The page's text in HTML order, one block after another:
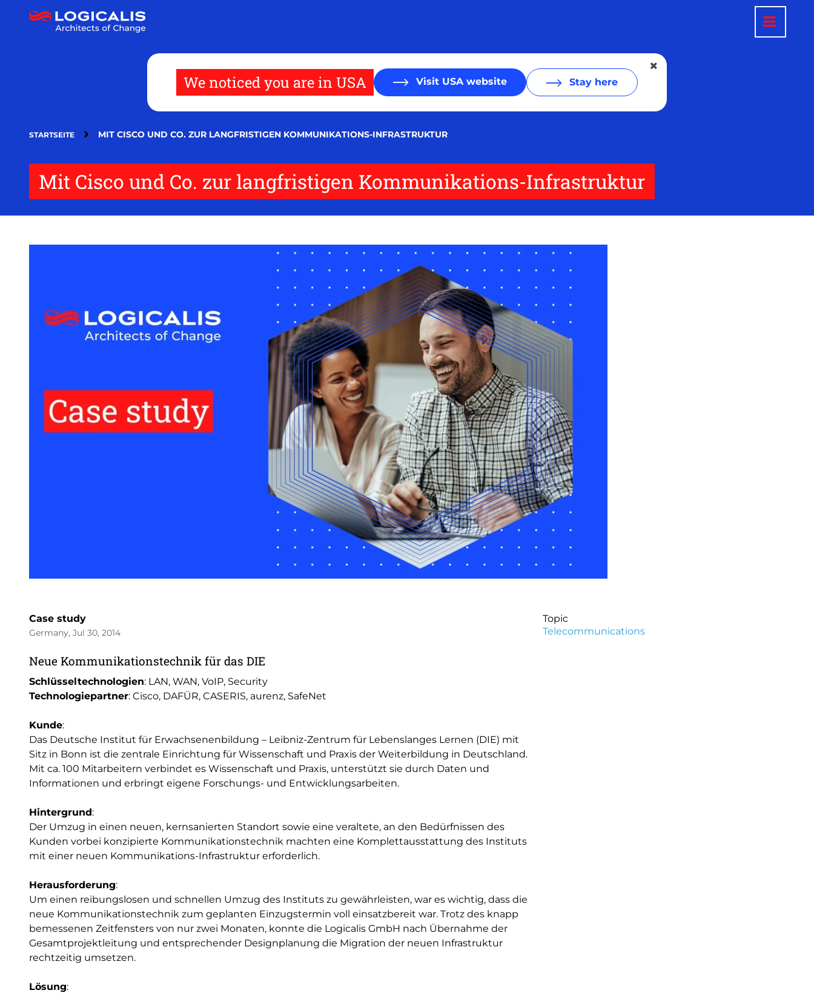
We noticed you are in USA Visit USA website Stay here
STARTSEITE MIT CISCO UND CO. ZUR LANGFRISTIGEN KOMMUNIKATIONS-INFRASTRUKTUR
Mit Cisco und Co. zur langfristigen Kommunikations-Infrastruktur
Case study
Germany, Jul 30, 2014
Neue Kommunikationstechnik für das DIE
Schlüsseltechnologien: LAN, WAN, VoIP, Security
Technologiepartner: Cisco, DAFÜR, CASERIS, aurenz, SafeNet
Kunde:
Das Deutsche Institut für Erwachsenenbildung – Leibniz-Zentrum für Lebenslanges Lernen (DIE) mit
Sitz in Bonn ist die zentrale Einrichtung für Wissenschaft und Praxis der Weiterbildung in Deutschland.
Mit ca. 100 Mitarbeitern verbindet es Wissenschaft und Praxis, unterstützt sie durch Daten und
Informationen und erbringt eigene Forschungs- und Entwicklungsarbeiten.
Hintergrund:
Der Umzug in einen neuen, kernsanierten Standort sowie eine veraltete, an den Bedürfnissen des
Kunden vorbei konzipierte Kommunikationstechnik machten eine Komplettausstattung des Instituts
mit einer neuen Kommunikations-Infrastruktur erforderlich.
Herausforderung:
Um einen reibungslosen und schnellen Umzug des Instituts zu gewährleisten, war es wichtig, dass die
neue Kommunikationstechnik zum geplanten Einzugstermin voll einsatzbereit war. Trotz des knapp
bemessenen Zeitfensters von nur zwei Monaten, konnte die Logicalis GmbH nach Übernahme der
Gesamtprojektleitung und entsprechender Designplanung die Migration der neuen Infrastruktur
rechtzeitig umsetzen.
Lösung:
Topic
Telecommunications